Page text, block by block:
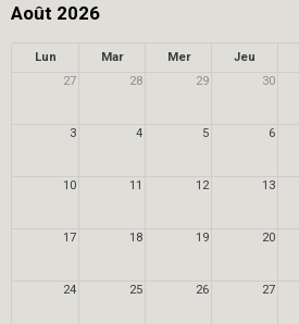
Août 2026
Lun Mar Mer Jeu
27
28 29 30
3 4 5 6
10 11 12 13
17 18 19 20
24 25 26 27